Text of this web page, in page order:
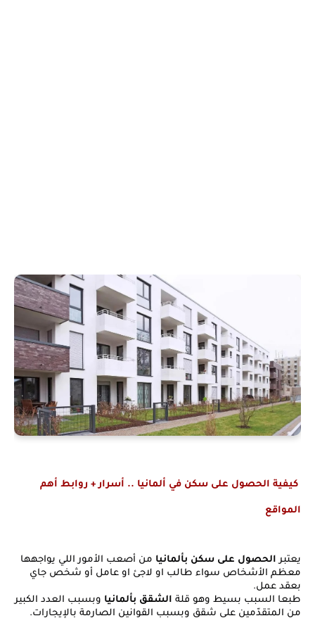
كيفية الحصول على سكن في ألمانيا .. أسرار + روابط أهم
المواقع
يعتبر الحصول على سكن بألمانيا من أصعب الأمور اللي يواجهها
معظم الأشخاص سواء طالب او لاجئ او عامل أو شخص جاي
بعقد عمل.
طبعا السبب بسيط وهو قلة الشقق بألمانيا وبسبب العدد الكبير
من المتقدّمين على شقق وبسبب القوانين الصارمة بالإيجارات.